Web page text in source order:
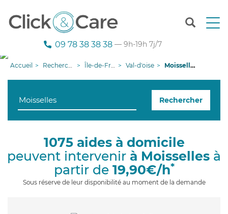
T
n
g
i
09 78 38 38 38 — 9h-19h 7j/7
Accueil Recherche aide à domicile Île-de-France Val-d'oise Moisselles
Rechercher
1075 aides à domicile
peuvent intervenir à Moisselles à
partir de 19,90€/h*
Sous réserve de leur disponibilité au moment de la demande